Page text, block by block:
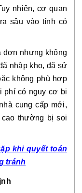
nhiên, cơ quan
sâu vào tính có
đơn nhưng không
nhập kho, đã sử
không phù hợp
phí có nguy cơ bị
cung cấp mới,
thường bị soi
khi quyết toán
tránh